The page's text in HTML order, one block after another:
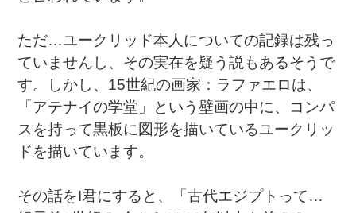
ただ…ユークリッド本人についての記録は残っ
ていませんし、その実在を疑う説もあるそうで
す。しかし、 15世紀の画家：ラファエロは、
「アテナイの学堂」という壁画の中に、コンパ
スを持って黒板に図形を描いているユークリッ
ドを描いています。
その話をI君にすると、「古代エジプトって…